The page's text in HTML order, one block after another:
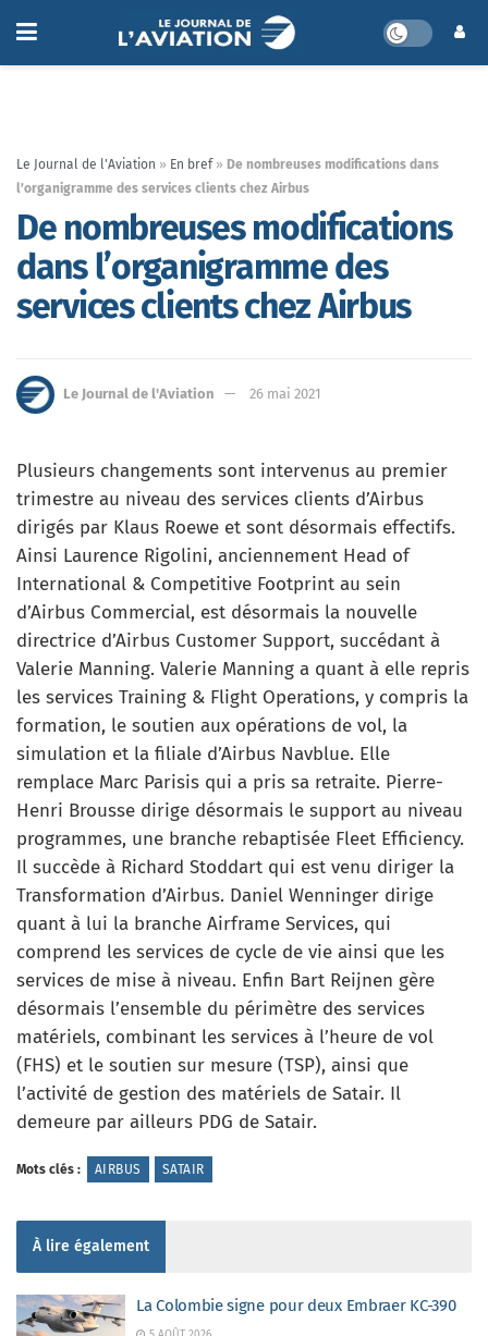
Le Journal de l'Aviation » En bref » De nombreuses modifications dans
l’organigramme des services clients chez Airbus
De nombreuses modifications
dans l’organigramme des
services clients chez Airbus
Le Journal de l'Aviation 26 mai 2021
Plusieurs changements sont intervenus au premier
trimestre au niveau des services clients d’Airbus
dirigés par Klaus Roewe et sont désormais effectifs.
Ainsi Laurence Rigolini, anciennement Head of
International & Competitive Footprint au sein
d’Airbus Commercial, est désormais la nouvelle
directrice d’Airbus Customer Support, succédant à
Valerie Manning. Valerie Manning a quant à elle repris
les services Training & Flight Operations, y compris la
formation, le soutien aux opérations de vol, la
simulation et la filiale d’Airbus Navblue. Elle
remplace Marc Parisis qui a pris sa retraite. Pierre-
Henri Brousse dirige désormais le support au niveau
programmes, une branche rebaptisée Fleet Efficiency.
Il succède à Richard Stoddart qui est venu diriger la
Transformation d’Airbus. Daniel Wenninger dirige
quant à lui la branche Airframe Services, qui
comprend les services de cycle de vie ainsi que les
services de mise à niveau. Enfin Bart Reijnen gère
désormais l’ensemble du périmètre des services
matériels, combinant les services à l’heure de vol
(FHS) et le soutien sur mesure (TSP), ainsi que
l’activité de gestion des matériels de Satair. Il
demeure par ailleurs PDG de Satair.
Mots clés : AIRBUS SATAIR
À lire également
La Colombie signe pour deux Embraer KC-390